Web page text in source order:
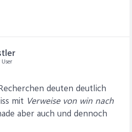
deuten deutlich
mit Verweise von win nach
aber auch und dennoch